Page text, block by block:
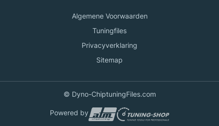
Algemene Voorwaarden
Tuningfiles
Privacyverklaring
Sitemap
© Dyno-ChiptuningFiles.com
Powered by